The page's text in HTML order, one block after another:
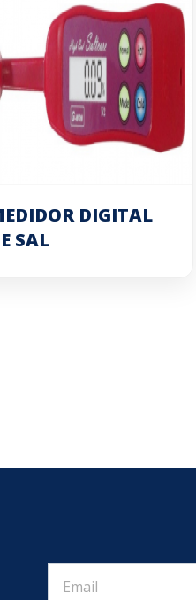
DIGITAL
SAL